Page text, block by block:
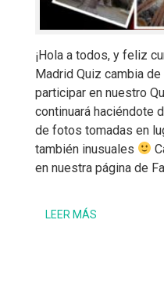
¡Hola a todos, y feliz
Madrid Quiz cambia
participar en nuestro
continuará haciéndote
de fotos tomadas en
también inusuales
en nuestra página de
LEER MÁS